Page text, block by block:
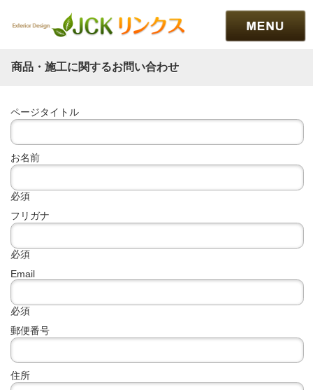
商品・施工に関するお問い合わせ
ページタイトル
お名前
必須
フリガナ
必須
Email
必須
郵便番号
住所